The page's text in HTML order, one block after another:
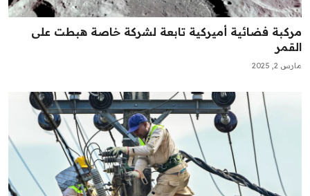
مركبة فضائية أميركية تابعة لشركة خاصة هبطت على
القمر
مارس 2, 2025